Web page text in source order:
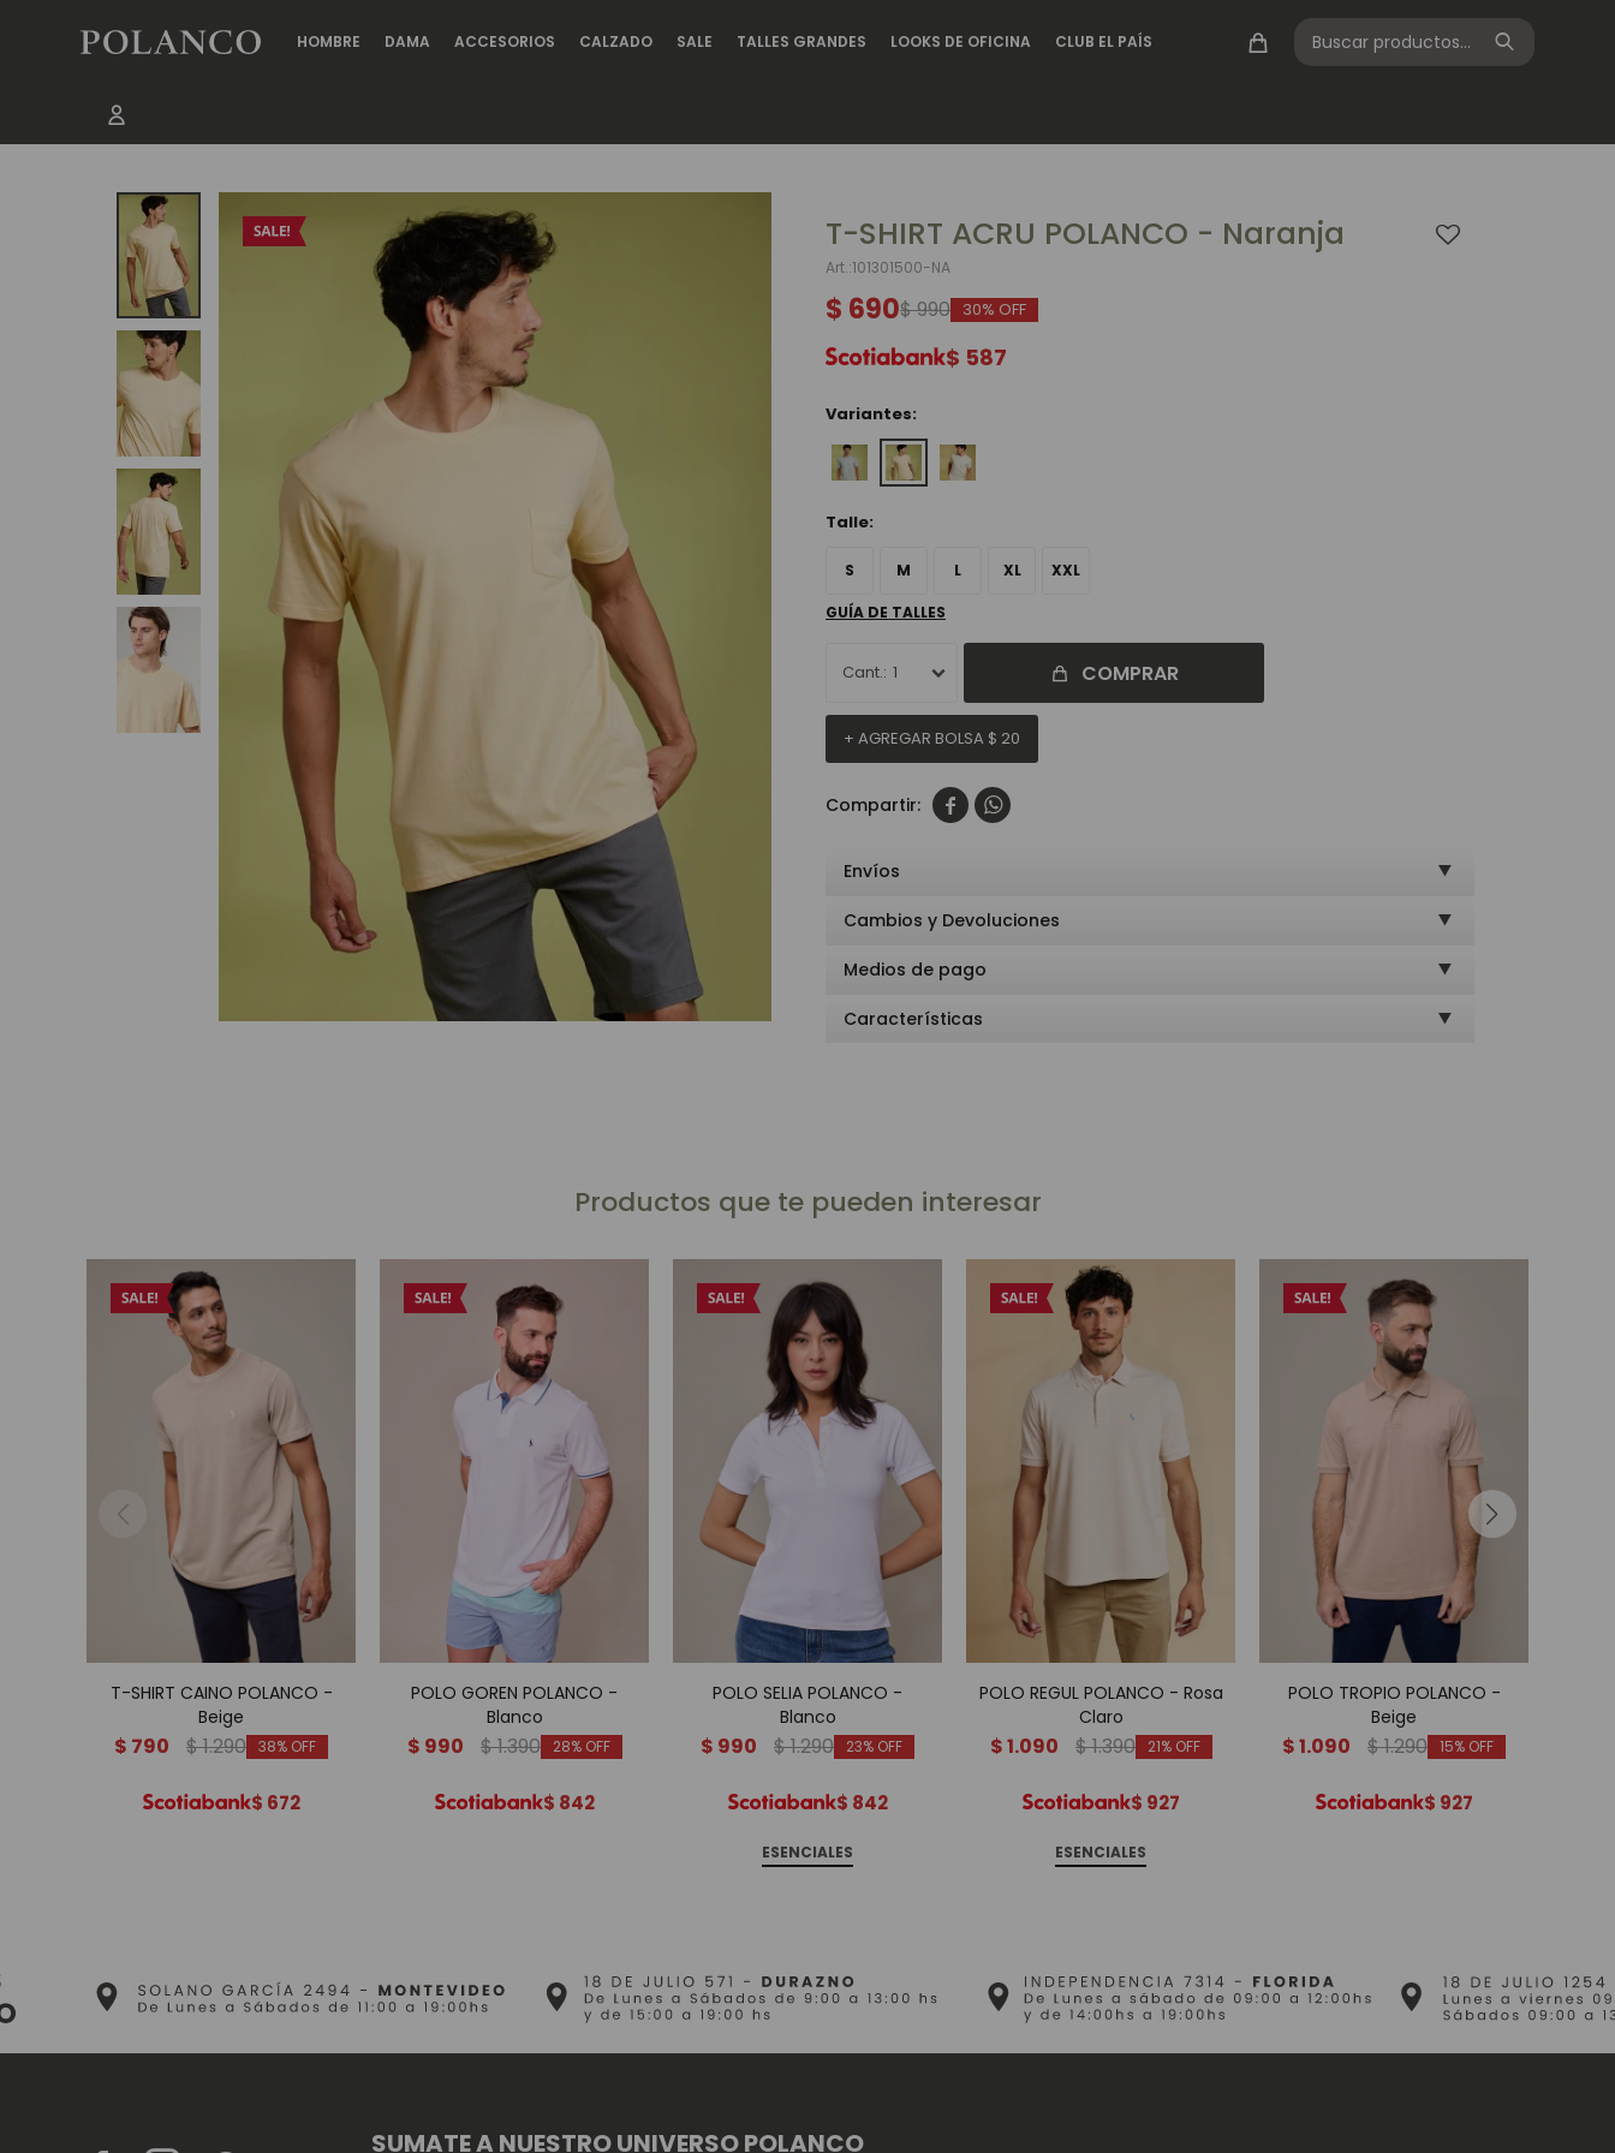
HOMBRE DAMA ACCESORIOS CALZADO SALE TALLES GRANDES LOOKS DE OFICINA CLUB EL PAÍS
T-SHIRT ACRU POLANCO - Naranja
101301500-NA
$ 690$990 30
$ 587
Variantes:
Talle:
S M L XL XXL
GUÍA DE TALLES
1 COMPRAR
+ AGREGAR BOLSA $ 20
 
Envíos
Cambios y Devoluciones
Medios de pago
Características
Productos que te pueden interesar
T-SHIRT CAINO POLANCO -
Beige
$ 790 $1.290 38
$ 672
POLO GOREN POLANCO -
Blanco
$ 990 $1.390 28
$ 842
POLO SELIA POLANCO -
Blanco
$ 990 $1.290 23
$ 842
ESENCIALES
POLO REGUL POLANCO - Rosa
Claro
$1.090 $1.390 21
$ 927
ESENCIALES
POLO TROPIO POLANCO -
Beige
$1.090 $1.290 15
$ 927
SUMATE A NUESTRO UNIVERSO POLANCO